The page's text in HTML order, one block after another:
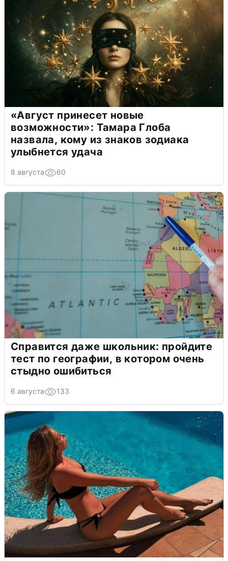
«Август принесет новые
возможности»: Тамара Глоба
назвала, кому из знаков зодиака
улыбнется удача
8 августа 60
Справится даже школьник: пройдите
тест по географии, в котором очень
стыдно ошибиться
6 августа 133